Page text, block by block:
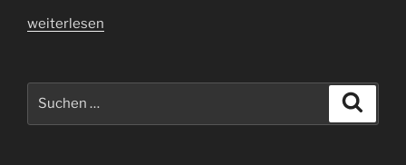
„Folge
Von
Schädeln
weiterlesen